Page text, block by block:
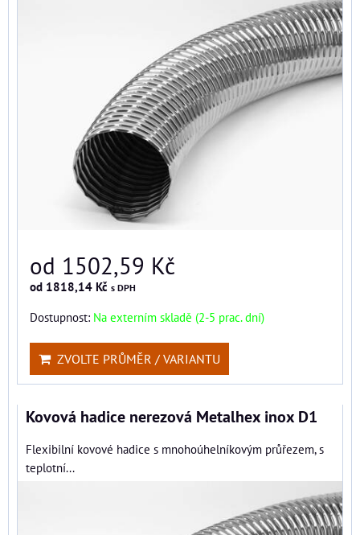
od 1502,59 Kč
od 1818,14 Kč s DPH
Dostupnost: Na externím skladě (2-5 prac. dní)
ZVOLTE PRŮMĚR / VARIANTU
Kovová hadice nerezová Metalhex inox D1
Flexibilní kovové hadice s mnohoúhelníkovým průřezem, s
teplotní...